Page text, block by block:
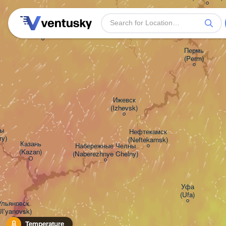
Temperature
Казань
(Kazan)
Пермь
(Perm)
Ижевск
(Izhevsk)
Киров
(Kirov)
Нефтекамск
(Neftekamsk)
Уфа
(Ufa)
Набережные Челны
(Naberezhnye Chelny)